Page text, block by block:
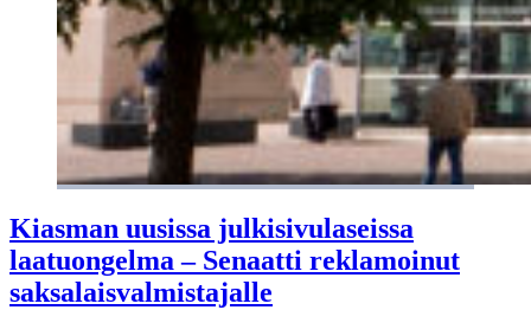
Kiasman uusissa julkisivulaseissa
laatuongelma – Senaatti reklamoinut
saksalaisvalmistajalle